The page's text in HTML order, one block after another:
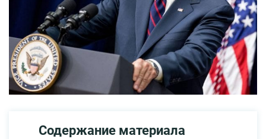
Содержание материала